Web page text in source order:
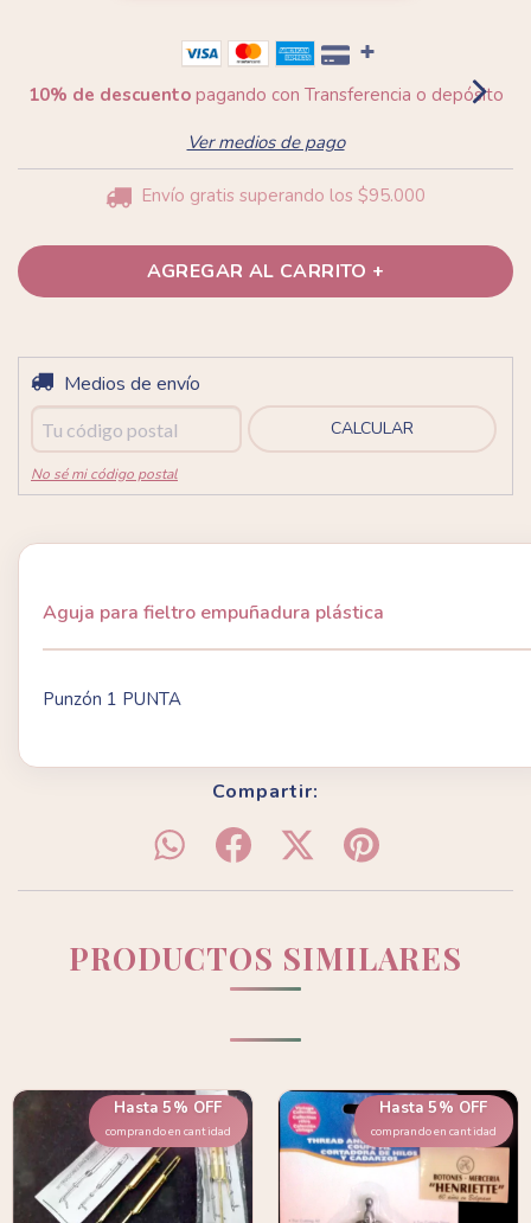
10% de descuentopagando con Transferencia o depósito
Ver medios de pago
Envío gratis superando los $95.000
Entregas para el CP:
Medios de envío
CALCULAR
No sé mi código postal
Aguja para fieltro empuñadura plástica
Punzón 1 PUNTA
Compartir:
PRODUCTOS SIMILARES
Hasta 5% OFF
comprando en cantidad
Hasta 5% OFF
comprando en cantidad